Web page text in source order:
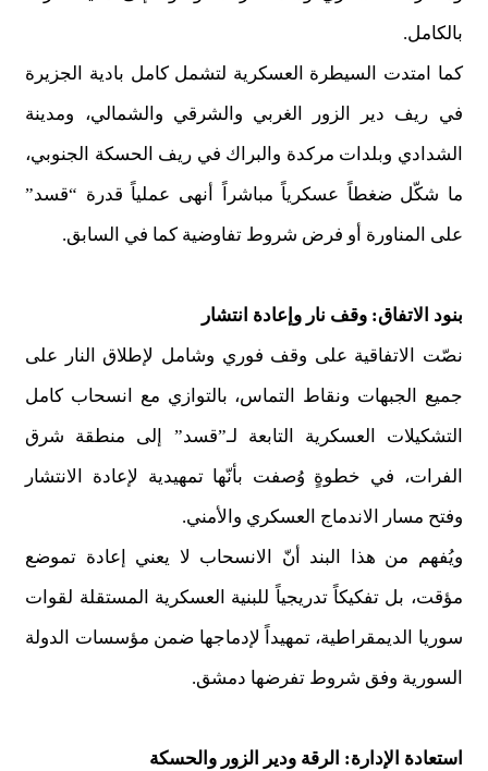
بالكامل.
كما امتدت السيطرة العسكرية لتشمل كامل بادية الجزيرة
في ريف دير الزور الغربي والشرقي والشمالي، ومدينة
الشدادي وبلدات مركدة والبراك في ريف الحسكة الجنوبي،
ما شكّل ضغطاً عسكرياً مباشراً أنهى عملياً قدرة “قسد”
على المناورة أو فرض شروط تفاوضية كما في السابق.
بنود الاتفاق: وقف نار وإعادة انتشار
نصّت الاتفاقية على وقف فوري وشامل لإطلاق النار على
جميع الجبهات ونقاط التماس، بالتوازي مع انسحاب كامل
التشكيلات العسكرية التابعة لـ”قسد” إلى منطقة شرق
الفرات، في خطوةٍ وُصفت بأنّها تمهيدية لإعادة الانتشار
وفتح مسار الاندماج العسكري والأمني.
ويُفهم من هذا البند أنّ الانسحاب لا يعني إعادة تموضع
مؤقت، بل تفكيكاً تدريجياً للبنية العسكرية المستقلة لقوات
سوريا الديمقراطية، تمهيداً لإدماجها ضمن مؤسسات الدولة
السورية وفق شروط تفرضها دمشق.
استعادة الإدارة: الرقة ودير الزور والحسكة